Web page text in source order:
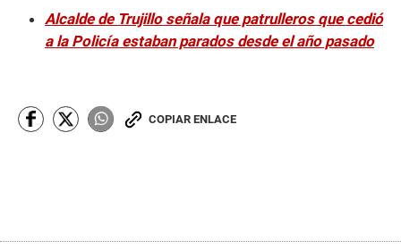
Alcalde de Trujillo señala que patrulleros que cedió
a la Policía estaban parados desde el año pasado
COPIAR ENLACE